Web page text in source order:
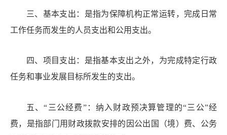
三、基本支出：是指为保障机构正常运转，完成日常
工作任务而发生的人员支出和公用支出。
四、项目支出：是指基本支出之外，为完成特定行政
任务和事业发展目标所发生的支出。
五、“三公经费”：纳入财政预决算管理的“三公”经
费，是指部门用财政拨款安排的因公出国（境）费、公务